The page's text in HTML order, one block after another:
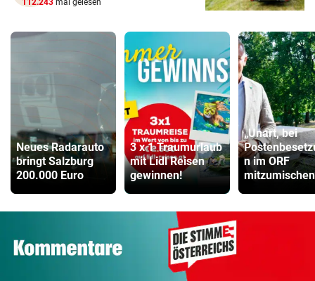
112.243 mal gelesen
Neues Radarauto
bringt Salzburg
200.000 Euro
3 x 1 Traumurlaub
mit Lidl Reisen
gewinnen!
„Unart, bei
n im ORF